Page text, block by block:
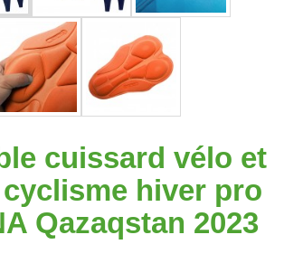
cuissard vélo et
hiver pro
Qazaqstan 2023